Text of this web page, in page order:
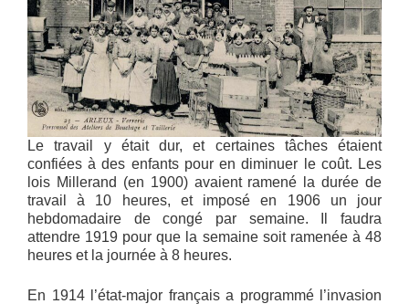
Le travail y était dur, et certaines tâches étaient
confiées à des enfants pour en diminuer le coût. Les
lois Millerand (en 1900) avaient ramené la durée de
travail à 10 heures, et imposé en 1906 un jour
hebdomadaire de congé par semaine. Il faudra
attendre 1919 pour que la semaine soit ramenée à 48
heures et la journée à 8 heures.
En 1914 l’état-major français a programmé l’invasion